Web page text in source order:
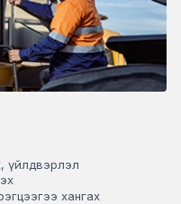
үйлдвэрлэл
хангах